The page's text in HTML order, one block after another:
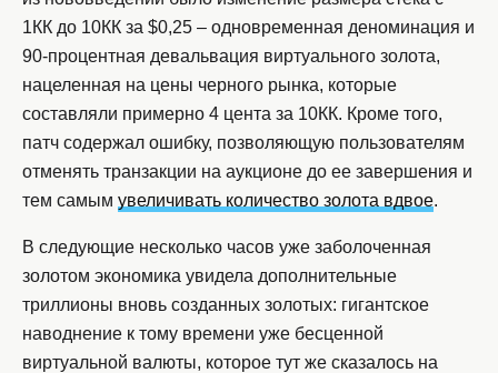
1КК до 10КК за $0,25 – одновременная деноминация и
90-процентная девальвация виртуального золота,
нацеленная на цены черного рынка, которые
составляли примерно 4 цента за 10КК. Кроме того,
патч содержал ошибку, позволяющую пользователям
отменять транзакции на аукционе до ее завершения и
тем самым увеличивать количество золота вдвое.
В следующие несколько часов уже заболоченная
золотом экономика увидела дополнительные
триллионы вновь созданных золотых: гигантское
наводнение к тому времени уже бесценной
виртуальной валюты, которое тут же сказалось на